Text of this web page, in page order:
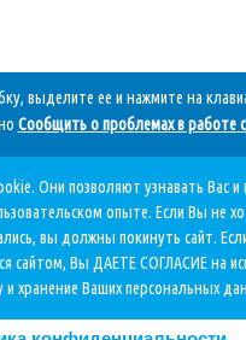
выделите ее и нажмите на
Сообщить о проблемах в работе
Они позволяют узнавать Вас и
опыте. Если Вы не
вы должны покинуть сайт.
сайтом, Вы ДАЕТЕ СОГЛАСИЕ на
хранение Ваших персональных